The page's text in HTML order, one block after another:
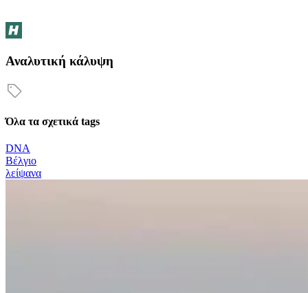
Αναλυτική κάλυψη
Όλα τα σχετικά tags
DNA
Βέλγιο
λείψανα